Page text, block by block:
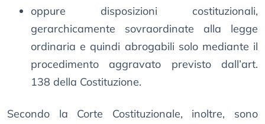
oppure disposizioni costituzionali,
gerarchicamente sovraordinate alla legge
ordinaria e quindi abrogabili solo mediante il
procedimento aggravato previsto dall’art.
138 della Costituzione.
Secondo la Corte Costituzionale, inoltre, sono